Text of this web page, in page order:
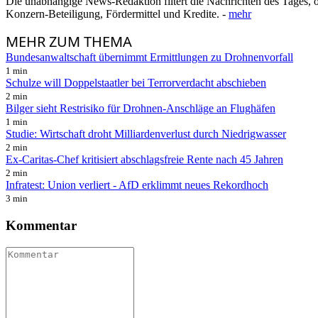
Konzern-Beteiligung, Fördermittel und Kredite. - mehr
MEHRZUM THEMA
Bundesanwaltschaft übernimmt Ermittlungen zu Drohnenvorfall
1 min
Schulze will Doppelstaatler bei Terrorverdacht abschieben
2 min
Bilger sieht Restrisiko für Drohnen-Anschläge an Flughäfen
1 min
Studie: Wirtschaft droht Milliardenverlust durch Niedrigwasser
2 min
Ex-Caritas-Chef kritisiert abschlagsfreie Rente nach 45 Jahren
2 min
Infratest: Union verliert - AfD erklimmt neues Rekordhoch
3 min
Kommentar